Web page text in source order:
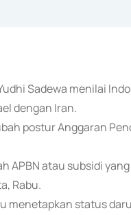
Sadewa menilai
dengan Iran.
postur Anggaran
APBN atau subsidi
Rabu.
menetapkan status